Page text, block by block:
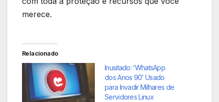
merece.
Relacionado
Inusitado: ‘WhatsApp
dos Anos 90’ Usado
para Invadir Milhares de
Servidores Linux